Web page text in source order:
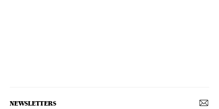
NEWSLETTERS